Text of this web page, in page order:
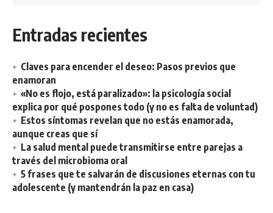
Entradas recientes
Claves para encender el deseo: Pasos previos que
enamoran
«No es flojo, está paralizado»: la psicología social
explica por qué pospones todo (y no es falta de voluntad)
Estos síntomas revelan que no estás enamorada,
aunque creas que sí
La salud mental puede transmitirse entre parejas a
través del microbioma oral
5 frases que te salvarán de discusiones eternas con tu
adolescente (y mantendrán la paz en casa)